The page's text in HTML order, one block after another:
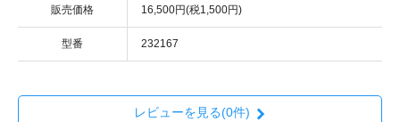
販売価格 16,500円(税1,500円)
型番 232167
レビューを見る(0件)